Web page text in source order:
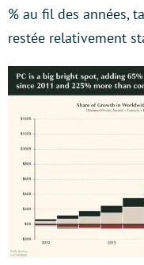
% au fil des années,
restée relativement